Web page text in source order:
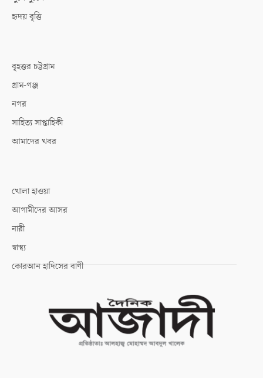
হৃদয় বৃত্তি
বৃহত্তর চট্টগ্রাম
গ্রাম-গঞ্জ
নগর
সাহিত্য সাপ্তাহিকী
আমাদের খবর
খোলা হাওয়া
আগামীদের আসর
নারী
স্বাস্থ্য
কোরআন হাদিসের বাণী